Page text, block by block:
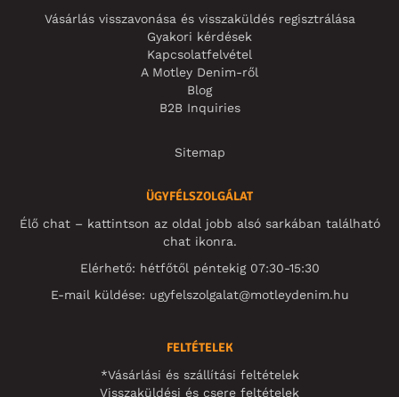
Vásárlás visszavonása és visszaküldés regisztrálása
Gyakori kérdések
Kapcsolatfelvétel
A Motley Denim-ről
Blog
B2B Inquiries
Sitemap
ÜGYFÉLSZOLGÁLAT
Élő chat – kattintson az oldal jobb alsó sarkában található
chat ikonra.
Elérhető: hétfőtől péntekig 07:30-15:30
E-mail küldése: ugyfelszolgalat@motleydenim.hu
FELTÉTELEK
*Vásárlási és szállítási feltételek
Visszaküldési és csere feltételek